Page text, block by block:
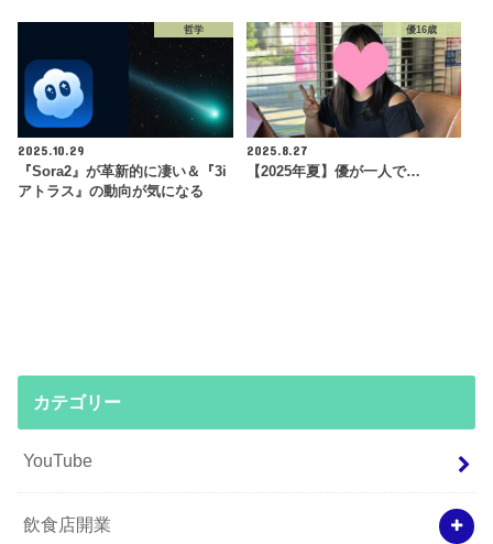
哲学
2025.10.29
『Sora2』が革新的に凄い＆『3i
アトラス』の動向が気になる
優16歳
2025.8.27
【2025年夏】優が一人で…
カテゴリー
YouTube
飲食店開業